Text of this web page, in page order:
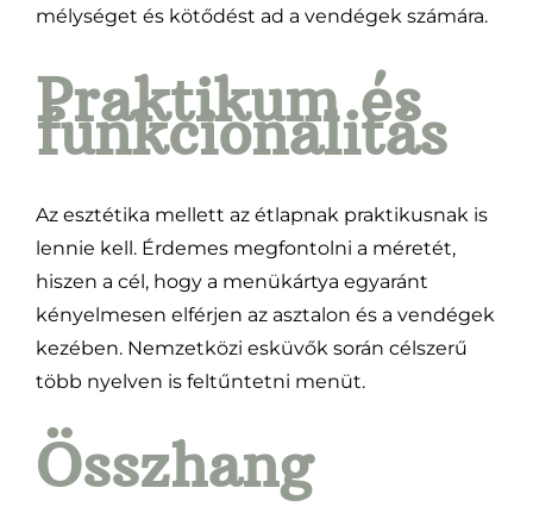
mélységet és kötődést ad a vendégek számára.
Praktikum és
funkcionalitás
Az esztétika mellett az étlapnak praktikusnak is
lennie kell. Érdemes megfontolni a méretét,
hiszen a cél, hogy a menükártya egyaránt
kényelmesen elférjen az asztalon és a vendégek
kezében. Nemzetközi esküvők során célszerű
több nyelven is feltűntetni menüt.
Összhang